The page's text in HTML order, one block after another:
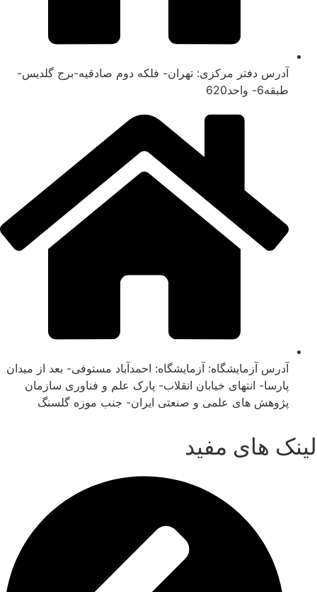
آدرس دفتر مرکزی: تهران- فلکه دوم صادقیه-برج گلدیس-
طبقه6- واحد620
آدرس آزمایشگاه: آزمایشگاه: احمدآباد مستوفی- بعد از میدان
پارسا- انتهای خیابان انقلاب- پارک علم و فناوری سازمان
پژوهش های علمی و صنعتی ایران- جنب موزه گلسنگ
لینک های مفید